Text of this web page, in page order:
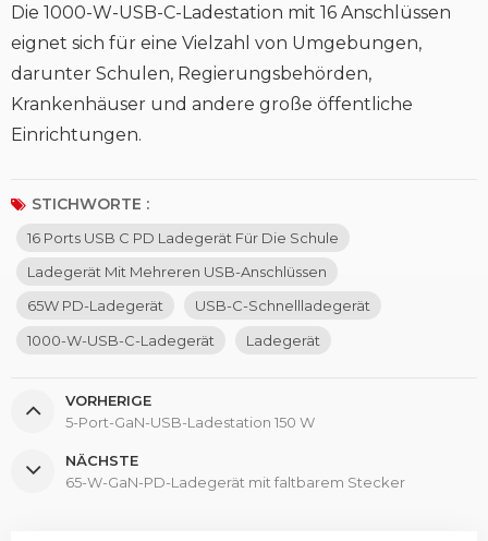
Die 1000-W-USB-C-Ladestation mit 16 Anschlüssen
eignet sich für eine Vielzahl von Umgebungen,
darunter Schulen, Regierungsbehörden,
Krankenhäuser und andere große öffentliche
Einrichtungen.
STICHWORTE :
16 Ports USB C PD Ladegerät Für Die Schule
Ladegerät Mit Mehreren USB-Anschlüssen
65W PD-Ladegerät
USB-C-Schnellladegerät
1000-W-USB-C-Ladegerät
Ladegerät
VORHERIGE
5-Port-GaN-USB-Ladestation 150 W
NÄCHSTE
65-W-GaN-PD-Ladegerät mit faltbarem Stecker